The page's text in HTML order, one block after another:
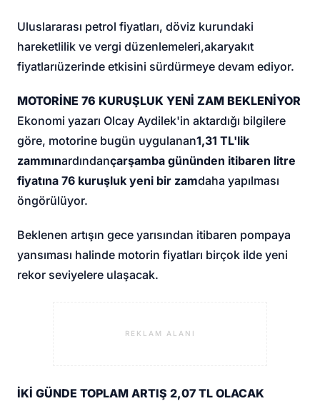
Uluslararası petrol fiyatları, döviz kurundaki
hareketlilik ve vergi düzenlemeleri,akaryakıt
fiyatlarıüzerinde etkisini sürdürmeye devam ediyor.
MOTORİNE 76 KURUŞLUK YENİ ZAM BEKLENİYOR
Ekonomi yazarı Olcay Aydilek'in aktardığı bilgilere
göre, motorine bugün uygulanan1,31 TL'lik
zammınardındançarşamba gününden itibaren litre
fiyatına 76 kuruşluk yeni bir zamdaha yapılması
öngörülüyor.
Beklenen artışın gece yarısından itibaren pompaya
yansıması halinde motorin fiyatları birçok ilde yeni
rekor seviyelere ulaşacak.
REKLAM ALANI
İKİ GÜNDE TOPLAM ARTIŞ 2,07 TL OLACAK